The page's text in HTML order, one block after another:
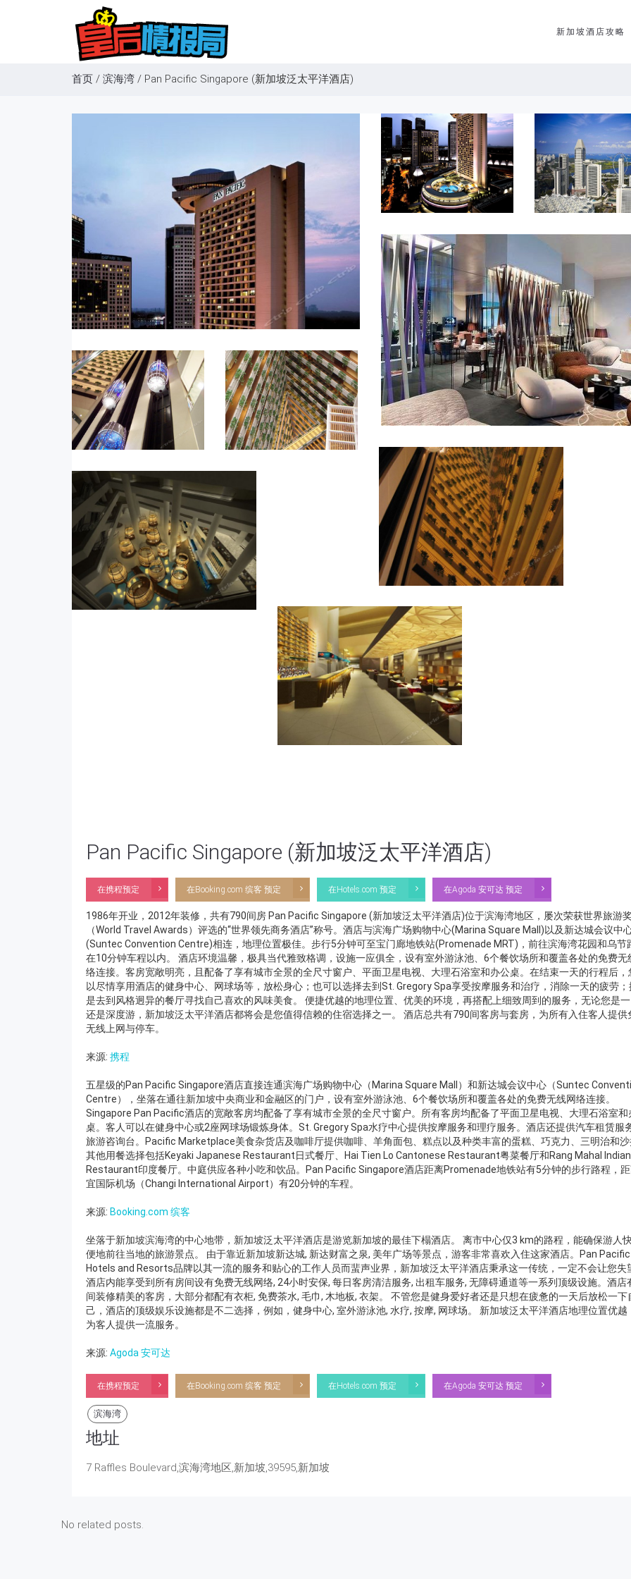
新加坡酒店攻略
首页 / 滨海湾 / Pan Pacific Singapore (新加坡泛太平洋酒店)
Pan Pacific Singapore (新加坡泛太平洋酒店)
在携程预定 在Booking.com 缤客 预定 在Hotels.com 预定 在Agoda 安可达 预定
1986年开业，2012年装修，共有790间房 Pan Pacific Singapore (新加坡泛太平洋酒店)位于滨海湾地区，屡次荣获世界旅游奖
（World Travel Awards）评选的“世界领先商务酒店”称号。酒店与滨海广场购物中心(Marina Square Mall)以及新达城会议中
(Suntec Convention Centre)相连，地理位置极佳。步行5分钟可至宝门廊地铁站(Promenade MRT)，前往滨海湾花园和乌节
在10分钟车程以内。 酒店环境温馨，极具当代雅致格调，设施一应俱全，设有室外游泳池、6个餐饮场所和覆盖各处的免费无
络连接。客房宽敞明亮，且配备了享有城市全景的全尺寸窗户、平面卫星电视、大理石浴室和办公桌。在结束一天的行程后，
以尽情享用酒店的健身中心、网球场等，放松身心；也可以选择去到St. Gregory Spa享受按摩服务和治疗，消除一天的疲劳；
是去到风格迥异的餐厅寻找自己喜欢的风味美食。 便捷优越的地理位置、优美的环境，再搭配上细致周到的服务，无论您是
还是深度游，新加坡泛太平洋酒店都将会是您值得信赖的住宿选择之一。 酒店总共有790间客房与套房，为所有入住客人提供
无线上网与停车。
来源: 携程
五星级的Pan Pacific Singapore酒店直接连通滨海广场购物中心（Marina Square Mall）和新达城会议中心（Suntec
Centre），坐落在通往新加坡中央商业和金融区的门户，设有室外游泳池、6个餐饮场所和覆盖各处的免费无线网络连接。
Singapore Pan Pacific酒店的宽敞客房均配备了享有城市全景的全尺寸窗户。所有客房均配备了平面卫星电视、大理石浴室和
桌。客人可以在健身中心或2座网球场锻炼身体。St. Gregory Spa水疗中心提供按摩服务和理疗服务。酒店还提供汽车租赁服
旅游咨询台。Pacific Marketplace美食杂货店及咖啡厅提供咖啡、羊角面包、糕点以及种类丰富的蛋糕、巧克力、三明治和沙
其他用餐选择包括Keyaki Japanese Restaurant日式餐厅、Hai Tien Lo Cantonese Restaurant粤菜餐厅和Rang Mahal Indian
Restaurant印度餐厅。中庭供应各种小吃和饮品。Pan Pacific Singapore酒店距离Promenade地铁站有5分钟的步行路程，
宜国际机场（Changi International Airport）有20分钟的车程。
来源: Booking.com 缤客
坐落于新加坡滨海湾的中心地带，新加坡泛太平洋酒店是游览新加坡的最佳下榻酒店。 离市中心仅3 km的路程，能确保游人
便地前往当地的旅游景点。 由于靠近新加坡新达城, 新达财富之泉, 美年广场等景点，游客非常喜欢入住这家酒店。Pan Pacific
Hotels and Resorts品牌以其一流的服务和贴心的工作人员而蜚声业界，新加坡泛太平洋酒店秉承这一传统，一定不会让您失
酒店内能享受到所有房间设有免费无线网络, 24小时安保, 每日客房清洁服务, 出租车服务, 无障碍通道等一系列顶级设施。酒店
间装修精美的客房，大部分都配有衣柜, 免费茶水, 毛巾, 木地板, 衣架。 不管您是健身爱好者还是只想在疲惫的一天后放松一下
己，酒店的顶级娱乐设施都是不二选择，例如，健身中心, 室外游泳池, 水疗, 按摩, 网球场。 新加坡泛太平洋酒店地理位置优越
为客人提供一流服务。
来源: Agoda 安可达
在携程预定 在Booking.com 缤客 预定 在Hotels.com 预定 在Agoda 安可达 预定
滨海湾
地址
7 Raffles Boulevard,滨海湾地区,新加坡,39595,新加坡
No related posts.